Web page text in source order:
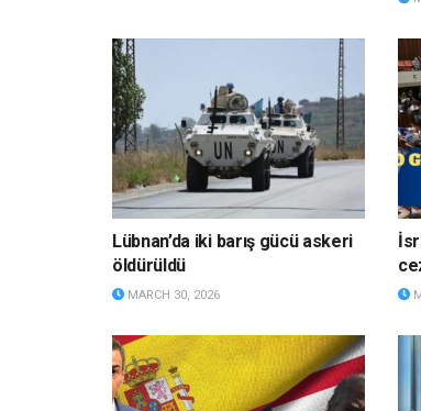
Lübnan’da iki barış gücü askeri
öldürüldü
MARCH 30, 2026